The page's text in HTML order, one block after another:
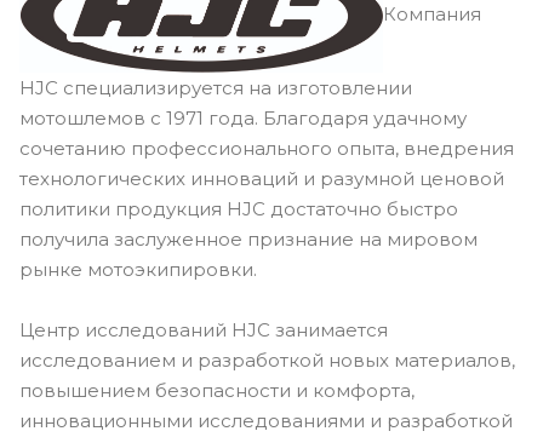
Компания
HJC специализируется на изготовлении
мотошлемов с 1971 года. Благодаря удачному
сочетанию профессионального опыта, внедрения
технологических инноваций и разумной ценовой
политики продукция HJC достаточно быстро
получила заслуженное признание на мировом
рынке мотоэкипировки.
Центр исследований HJC занимается
исследованием и разработкой новых материалов,
повышением безопасности и комфорта,
инновационными исследованиями и разработкой